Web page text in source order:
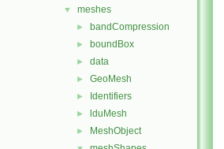
▼ meshes
► bandCompression
► boundBox
► data
► GeoMesh
► Identifiers
► lduMesh
► MeshObject